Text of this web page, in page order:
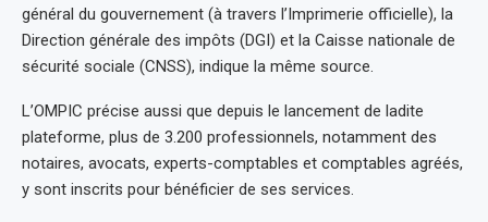
général du gouvernement (à travers l’Imprimerie officielle), la
Direction générale des impôts (DGI) et la Caisse nationale de
sécurité sociale (CNSS), indique la même source.
L’OMPIC précise aussi que depuis le lancement de ladite
plateforme, plus de 3.200 professionnels, notamment des
notaires, avocats, experts-comptables et comptables agréés,
y sont inscrits pour bénéficier de ses services.